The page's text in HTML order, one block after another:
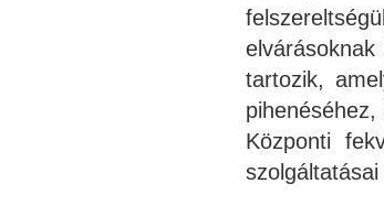
tartozik,
pihenéséhez,
Központi